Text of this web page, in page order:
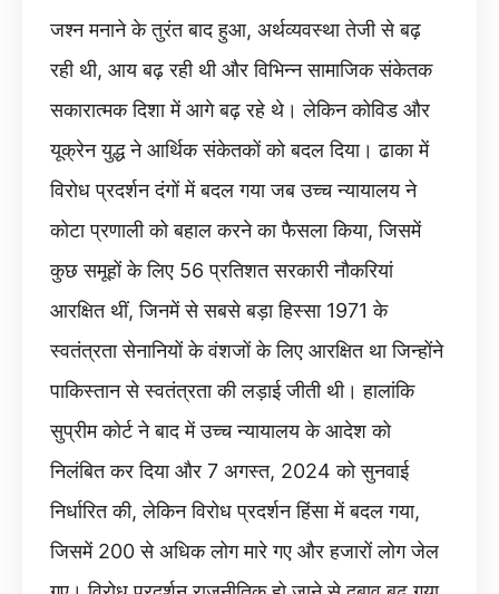
जश्न मनाने के तुरंत बाद हुआ, अर्थव्यवस्था तेजी से बढ़
रही थी, आय बढ़ रही थी और विभिन्न सामाजिक संकेतक
सकारात्मक दिशा में आगे बढ़ रहे थे। लेकिन कोविड और
यूक्रेन युद्ध ने आर्थिक संकेतकों को बदल दिया। ढाका में
विरोध प्रदर्शन दंगों में बदल गया जब उच्च न्यायालय ने
कोटा प्रणाली को बहाल करने का फैसला किया, जिसमें
कुछ समूहों के लिए 56 प्रतिशत सरकारी नौकरियां
आरक्षित थीं, जिनमें से सबसे बड़ा हिस्सा 1971 के
स्वतंत्रता सेनानियों के वंशजों के लिए आरक्षित था जिन्होंने
पाकिस्तान से स्वतंत्रता की लड़ाई जीती थी। हालांकि
सुप्रीम कोर्ट ने बाद में उच्च न्यायालय के आदेश को
निलंबित कर दिया और 7 अगस्त, 2024 को सुनवाई
निर्धारित की, लेकिन विरोध प्रदर्शन हिंसा में बदल गया,
जिसमें 200 से अधिक लोग मारे गए और हजारों लोग जेल